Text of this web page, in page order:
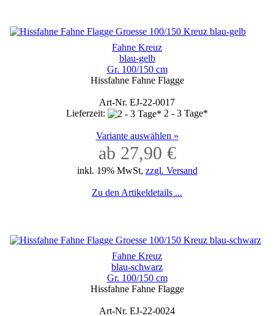
Fahne Kreuz
blau-gelb
Gr. 100/150 cm
Hissfahne Fahne Flagge
Art-Nr. EJ-22-0017
Lieferzeit:
2 - 3 Tage*
Variante auswählen »
ab 27,90 €
inkl. 19% MwSt, zzgl. Versand
Zu den Artikeldetails ...
Fahne Kreuz
blau-schwarz
Gr. 100/150 cm
Hissfahne Fahne Flagge
Art-Nr. EJ-22-0024